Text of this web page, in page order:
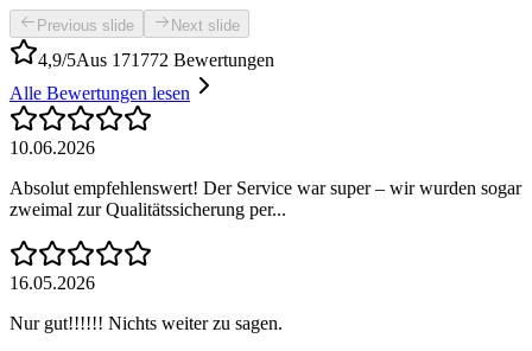
Previous slide Next slide
4,9/5Aus 171772 Bewertungen
Alle Bewertungen lesen
10.06.2026
Absolut empfehlenswert! Der Service war super – wir wurden sogar
zweimal zur Qualitätssicherung per...
16.05.2026
Nur gut!!!!!! Nichts weiter zu sagen.